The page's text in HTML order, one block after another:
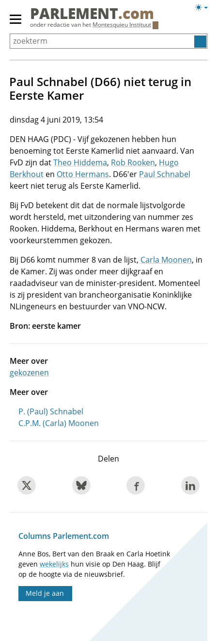
Overslaan
Primair
menu
tonen/verbergen
PARLEMENT.com
onder redactie van het Montesquieu Instituut
Paul Schnabel (D66) niet terug in
Eerste Kamer
dinsdag 4 juni 2019, 13:54
DEN HAAG (PDC) - Vijf gekozenen hebben hun
benoeming tot Eerste Kamerlid niet aanvaard. Van
FvD zijn datTheo Hiddema, Rob Rooken, Hugo
Berkhout en Otto Hermans. D66'er Paul Schnabel
keert niet terug als Eerste Kamerlid.
Bij FvD betekent dit dat de normale lijstvolgorde
wordt hersteld, met uitzondering van nummer zes
Rooken. Hiddema, Berkhout en Hermans waren met
voorkeurstemmen gekozen.
Bij D66 komt nummer 8 van de lijst, Carla Moonen, in
de Kamer. Zij was onder meer dijkgraaf en
raadadviseur van de minister-president. Momenteel
is zij president van brancheorganisatie Koninklijke
NLingeneurs en bestuurder van VNO-NCW.
Bron: eerste kamer
Meer over
gekozenen
Meer over
P. (Paul) Schnabel
C.P.M. (Carla) Moonen
Delen
Columns Parlement.com
Anne Bos, Bert van den Braak en Carla Hoetink
geven wekelijks hun visie op Den Haag. Blijf
op de hoogte via de nieuwsbrief.
Meld je aan